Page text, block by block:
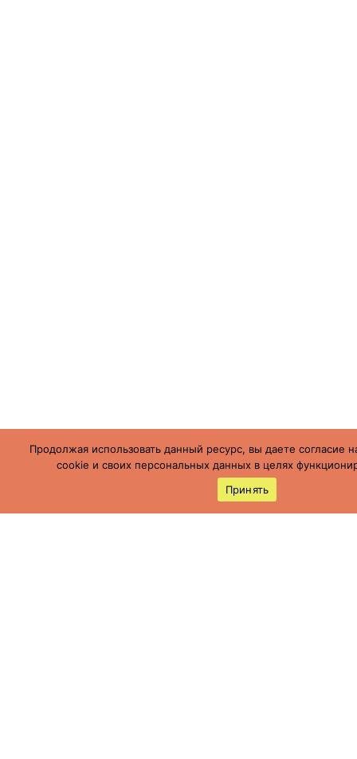
Продолжая использовать данный ресурс, вы даете согласие
cookie и своих персональных данных в целях
Принять